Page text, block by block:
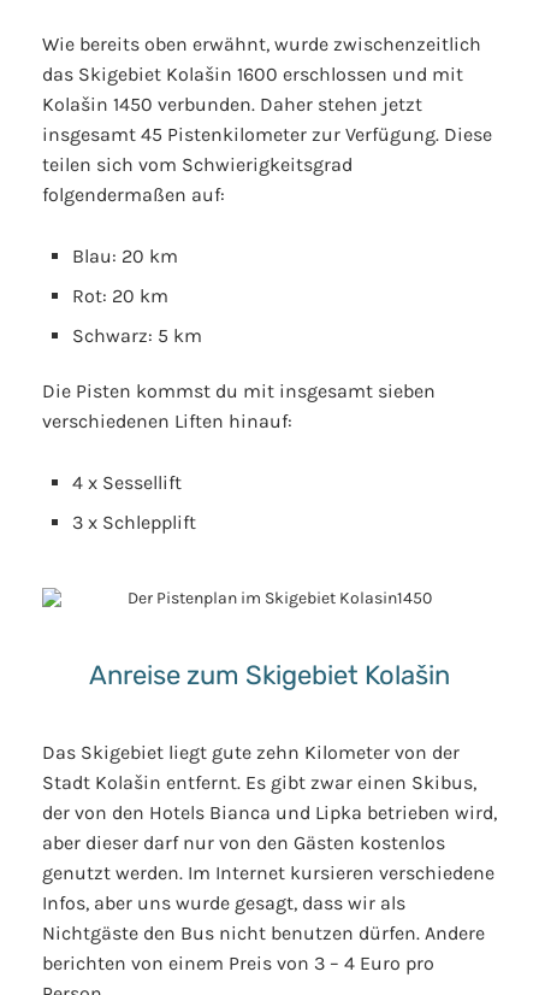
Wie bereits oben erwähnt, wurde zwischenzeitlich
das Skigebiet Kolašin 1600 erschlossen und mit
Kolašin 1450 verbunden. Daher stehen jetzt
insgesamt 45 Pistenkilometer zur Verfügung. Diese
teilen sich vom Schwierigkeitsgrad
folgendermaßen auf:
Blau: 20 km
Rot: 20 km
Schwarz: 5 km
Die Pisten kommst du mit insgesamt sieben
verschiedenen Liften hinauf:
4 x Sessellift
3 x Schlepplift
Anreise zum Skigebiet Kolašin
Das Skigebiet liegt gute zehn Kilometer von der
Stadt Kolašin entfernt. Es gibt zwar einen Skibus,
der von den Hotels Bianca und Lipka betrieben wird,
aber dieser darf nur von den Gästen kostenlos
genutzt werden. Im Internet kursieren verschiedene
Infos, aber uns wurde gesagt, dass wir als
Nichtgäste den Bus nicht benutzen dürfen. Andere
berichten von einem Preis von 3 – 4 Euro pro